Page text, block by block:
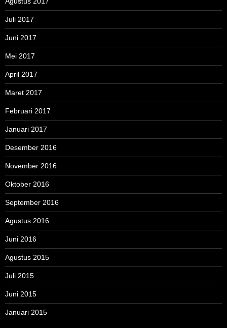
Juli 2017
Juni 2017
Mei 2017
April 2017
Maret 2017
Februari 2017
Januari 2017
Desember 2016
November 2016
Oktober 2016
September 2016
Agustus 2016
Juni 2016
Agustus 2015
Juli 2015
Juni 2015
Januari 2015